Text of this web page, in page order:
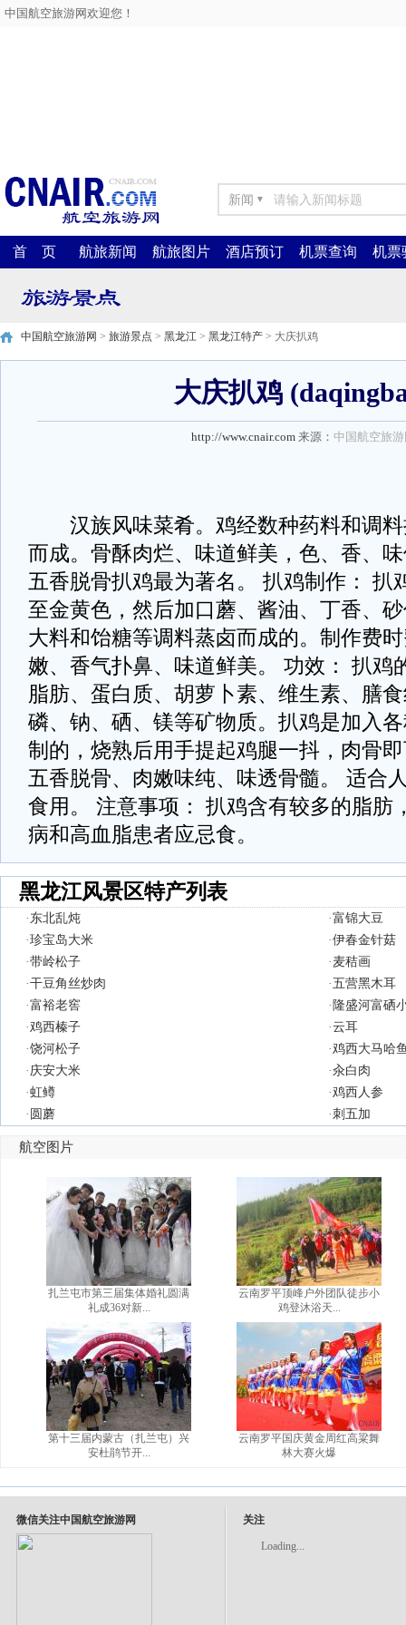
中国航空旅游网欢迎您！
新闻 ▼
首 页 航旅新闻 航旅图片 酒店预订 机票查询 机票
中国航空旅游网 > 旅游景点 > 黑龙江 > 黑龙江特产 > 大庆扒鸡
大庆扒鸡
http://www.cnair.com 来源： 中国航空旅
汉族风味菜肴。鸡经数种药料和调料
而成。骨酥肉烂、味道鲜美，色、香、
五香脱骨扒鸡最为著名。 扒鸡制作： 扒
至金黄色，然后加口蘑、酱油、丁香、
大料和饴糖等调料蒸卤而成的。制作费
嫩、香气扑鼻、味道鲜美。 功效： 扒鸡
脂肪、蛋白质、胡萝卜素、维生素、膳
磷、钠、硒、镁等矿物质。扒鸡是加入
制的，烧熟后用手提起鸡腿一抖，肉骨
五香脱骨、肉嫩味纯、味透骨髓。 适合
食用。 注意事项： 扒鸡含有较多的脂肪
病和高血脂患者应忌食。
黑龙江风景区特产列表
· 东北乱炖 ·富锦大豆
·珍宝岛大米 ·伊春金针菇
·带岭松子 · 麦秸画
·干豆角丝炒肉 ·五营黑木耳
·富裕老窖 · 隆盛河富硒
·鸡西榛子 ·云耳
·饶河松子 ·鸡西大马哈
· 庆安大米 ·汆白肉
·虹鳟 ·鸡西人参
· 圆蘑 ·刺五加
航空图片
扎兰屯市第三届集体婚礼圆满
礼成36对新...
第十三届内蒙古（扎兰屯）兴
安杜鹃节开...
云南罗平顶峰户外团队徒步小
鸡登沐浴天...
云南罗平国庆黄金周红高粱舞
林大赛火爆
微信关注中国航空旅游网 关注
Loading...